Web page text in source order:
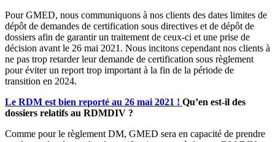
Pour GMED, nous communiquons à nos clients des dates limites de
dépôt de demandes de certification sous directives et de dépôt de
dossiers afin de garantir un traitement de ceux-ci et une prise de
décision avant le 26 mai 2021. Nous incitons cependant nos clients à
ne pas trop retarder leur demande de certification sous règlement
pour éviter un report trop important à la fin de la période de
transition en 2024.
Le RDM est bien reporté au 26 mai 2021 ! Qu’en est-il des
dossiers relatifs au RDMDIV ?
Comme pour le règlement DM, GMED sera en capacité de prendre